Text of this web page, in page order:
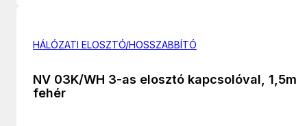
HÁLÓZATI ELOSZTÓ/HOSSZABBÍTÓ
NV 03K/WH 3-as elosztó kapcsolóval, 1,5m
fehér